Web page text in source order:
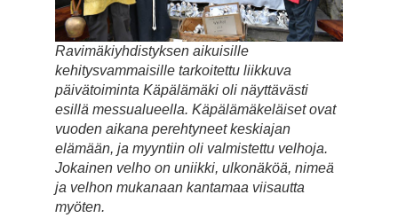
Ravimäkiyhdistyksen aikuisille
kehitysvammaisille tarkoitettu liikkuva
päivätoiminta Käpälämäki oli näyttävästi
esillä messualueella. Käpälämäkeläiset ovat
vuoden aikana perehtyneet keskiajan
elämään, ja myyntiin oli valmistettu velhoja.
Jokainen velho on uniikki, ulkonäköä, nimeä
ja velhon mukanaan kantamaa viisautta
myöten.